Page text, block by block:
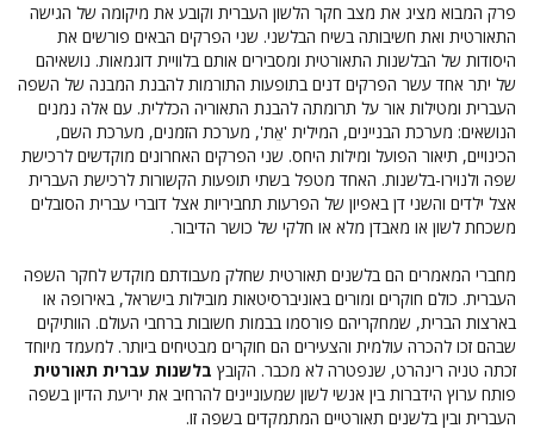
פרק המבוא מציג את מצב חקר הלשון העברית וקובע את מיקומה של הגישה
התאורטית ואת חשיבותה בשיח הבלשני. שני הפרקים הבאים פורשים את
היסודות של הבלשנות התאורטית ומסבירים אותם בלוויית דוגמאות. נושאיהם
של יתר אחד עשר הפרקים דנים בתופעות התורמות להבנת המבנה של השפה
העברית ומטילות אור על תרומתה להבנת התאוריה הכללית. עם אלה נמנים
הנושאים: מערכת הבניינים, המילית 'אֵת', מערכת הזמנים, מערכת השם,
הכינויים, תיאור הפועל ומילות היחס. שני הפרקים האחרונים מוקדשים לרכישת
שפה ולנוירו-בלשנות. האחד מטפל בשתי תופעות הקשורות לרכישת העברית
אצל ילדים והשני דן באפיון של הפרעות תחביריות אצל דוברי עברית הסובלים
משכחת לשון או מאבדן מלא או חלקי של כושר הדיבור.
מחברי המאמרים הם בלשנים תאורטית שחלק מעבודתם מוקדש לחקר השפה
העברית. כולם חוקרים ומורים באוניברסיטאות מובילות בישראל, באירופה או
בארצות הברית, שמחקריהם פורסמו בבמות חשובות ברחבי העולם. הוותיקים
שבהם זכו להכרה עולמית והצעירים הם חוקרים מבטיחים ביותר. למעמד מיוחד
זכתה טניה רינהרט, שנפטרה לא מכבר. הקובץ בלשנות עברית תאורטית
פותח ערוץ הידברות בין אנשי לשון שמעוניינים להרחיב את יריעת הדיון בשפה
העברית ובין בלשנים תאורטיים המתמקדים בשפה זו.